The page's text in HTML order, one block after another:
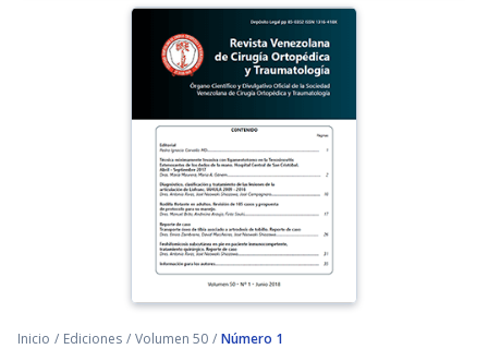
Inicio / Ediciones / Volumen 50 / Número 1